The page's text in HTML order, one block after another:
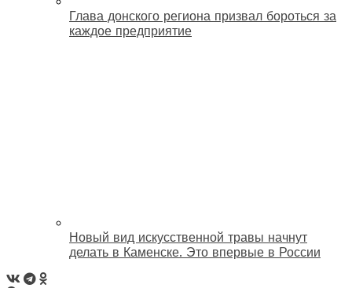
Глава донского региона призвал бороться за
каждое предприятие
Новый вид искусственной травы начнут
делать в Каменске. Это впервые в России